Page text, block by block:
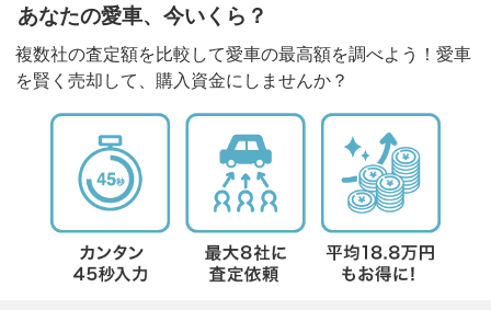
あなたの愛車、今いくら？
複数社の査定額を比較して愛車の最高額を調べよう！愛車
を賢く売却して、購入資金にしませんか？